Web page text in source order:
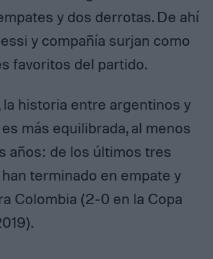
y dos derrotas. De ahí
y compañía surjan como
favoritos del partido.
la historia entre argentinos y
más equilibrada, al menos
años: de los últimos tres
terminado en empate y
Colombia (2-0 en la Copa